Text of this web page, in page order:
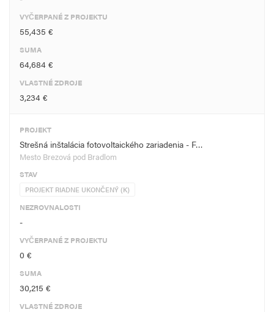
VYČERPANÉ Z PROJEKTU
55,435 €
SUMA
64,684 €
VLASTNÉ ZDROJE
3,234 €
PROJEKT
Strešná inštalácia fotovoltaického zariadenia - F…
Mesto Brezová pod Bradlom
STAV
PROJEKT RIADNE UKONČENÝ (K)
NEZROVNALOSTI
-
VYČERPANÉ Z PROJEKTU
0 €
SUMA
30,215 €
VLASTNÉ ZDROJE